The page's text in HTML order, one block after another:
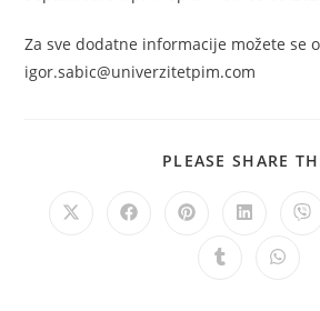
Za sve dodatne informacije možete se
igor.sabic@univerzitetpim.com
PLEASE SHARE